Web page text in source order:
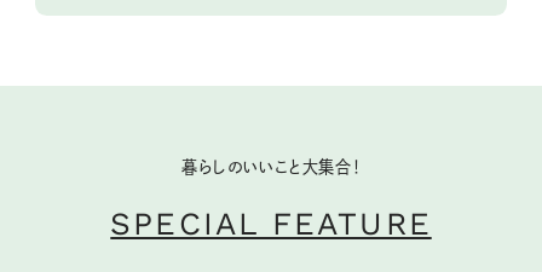
暮らしのいいこと大集合！
SPECIAL FEATURE